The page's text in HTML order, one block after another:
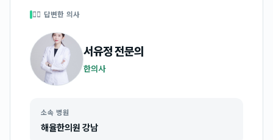
👩‍⚕️ 답변한 의사
서유정전문의
한의사
소속 병원
해율한의원 강남